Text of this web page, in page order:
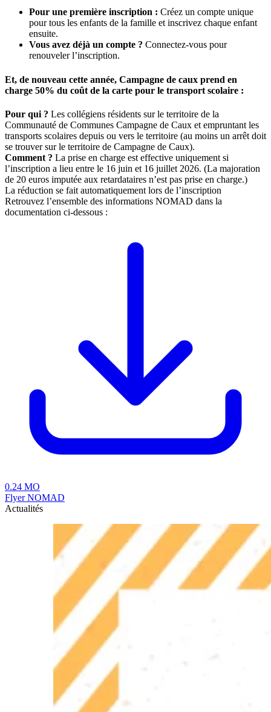
Pour une première inscription : Créez un compte unique
pour tous les enfants de la famille et inscrivez chaque enfant
ensuite.
Vous avez déjà un compte ? Connectez-vous pour
renouveler l’inscription.
Et, de nouveau cette année, Campagne de caux prend en
charge 50% du coût de la carte pour le transport scolaire :
Pour qui ? Les collégiens résidents sur le territoire de la
Communauté de Communes Campagne de Caux et empruntant les
transports scolaires depuis ou vers le territoire (au moins un arrêt doit
se trouver sur le territoire de Campagne de Caux).
Comment ? La prise en charge est effective uniquement si
l’inscription a lieu entre le 16 juin et 16 juillet 2026. (La majoration
de 20 euros imputée aux retardataires n’est pas prise en charge.)
La réduction se fait automatiquement lors de l’inscription
Retrouvez l’ensemble des informations NOMAD dans la
documentation ci-dessous :
0.24 MO
Flyer NOMAD
Actualités